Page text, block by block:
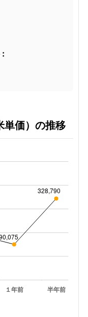
:
単価）の推移
１年前 半年前
328,790